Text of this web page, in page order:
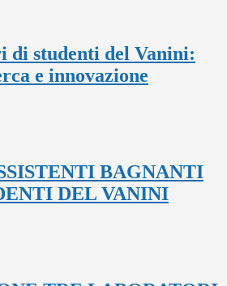
di studenti del Vanini:
e innovazione
BAGNANTI
DEL VANINI